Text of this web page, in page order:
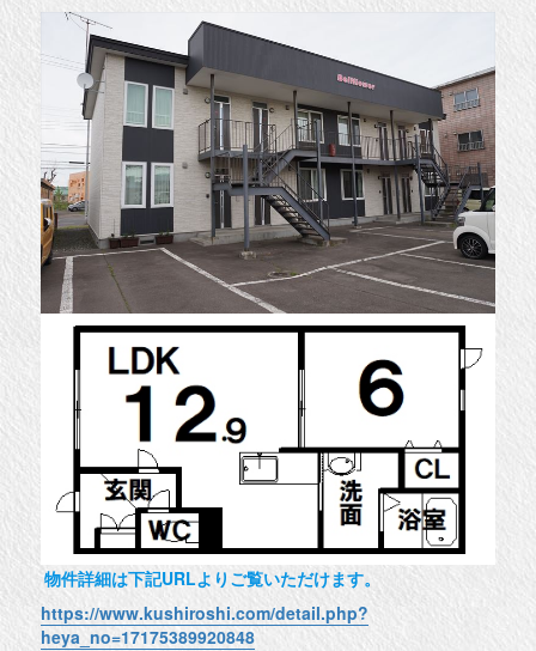
物件詳細は下記URLよりご覧いただけます。
https://www.kushiroshi.com/detail.php?
heya_no=17175389920848